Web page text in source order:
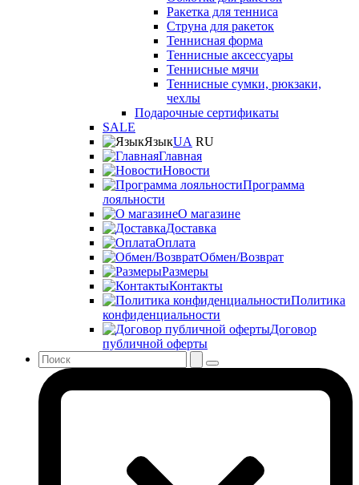
Ракетка для тенниса
Струна для ракеток
Теннисная форма
Теннисные аксессуары
Теннисные мячи
Теннисные сумки, рюкзаки,
чехлы
Подарочные сертификаты
SALE
ЯзыкUA RU
Главная
Новости
Программа
лояльности
О магазине
Доставка
Оплата
Обмен/Возврат
Размеры
Контакты
Политика
конфиденциальности
Договор
публичной оферты